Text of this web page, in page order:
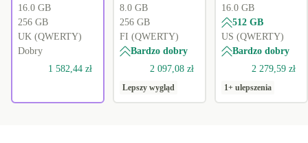
16.0 GB
256 GB
UK (QWERTY)
Dobry
1 582,44 zł
8.0 GB
256 GB
FI (QWERTY)
Bardzo dobry
2 097,08 zł
Lepszy wygląd
16.0 GB
512 GB
US (QWERTY)
Bardzo dobry
2 279,59 zł
1+ ulepszenia